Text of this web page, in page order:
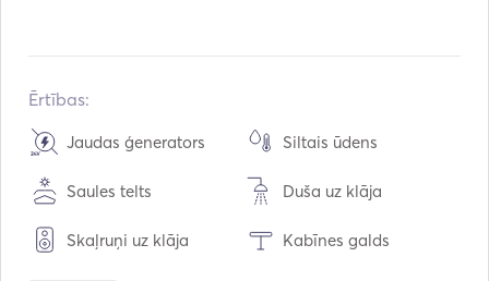
Ērtības:
Jaudas ģenerators Siltais ūdens
Saules telts Duša uz klāja
Skaļruņi uz klāja Kabīnes galds